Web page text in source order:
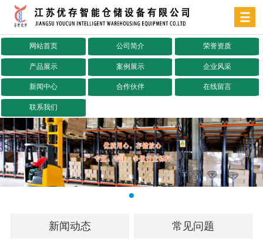
网站首页 公司简介 荣誉资质
产品展示 案例展示 企业风采
新闻中心 合作伙伴 在线留言
联系我们
新闻动态 常见问题